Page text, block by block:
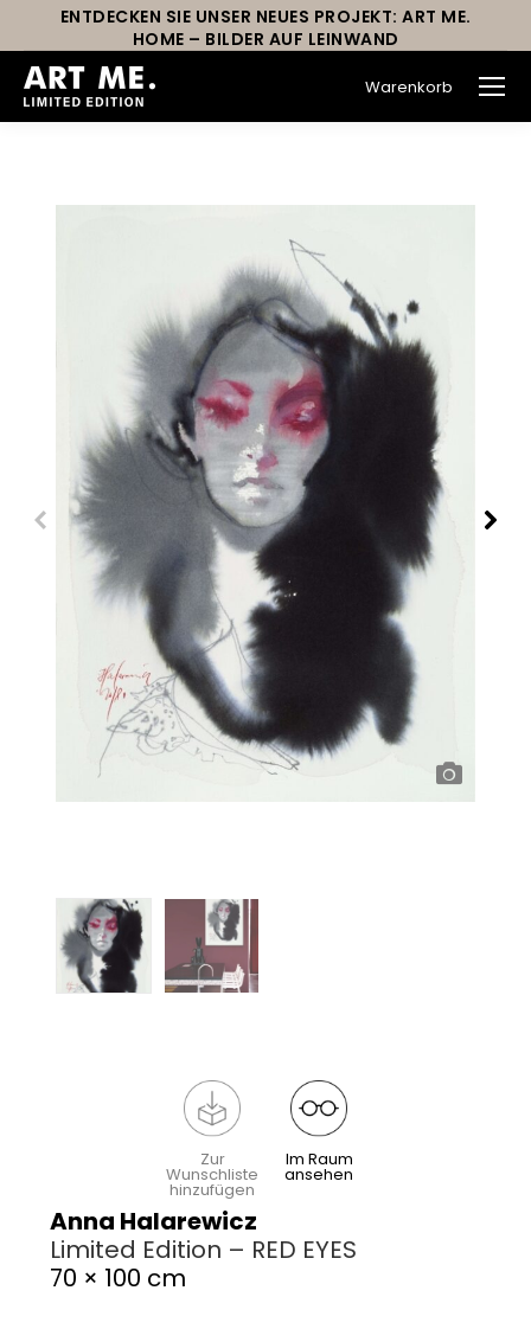
ENTDECKEN SIE UNSER NEUES PROJEKT: ART ME.
HOME – BILDER AUF LEINWAND
Warenkorb
Zur
Wunschliste
hinzufügen
Im Raum
ansehen
Anna Halarewicz
Limited Edition – RED EYES
70 × 100 cm